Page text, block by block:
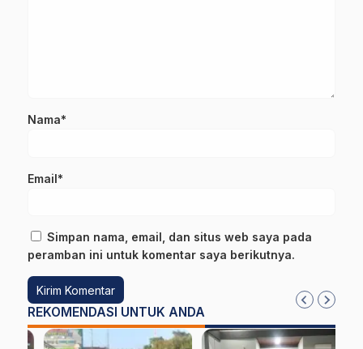
Nama*
Email*
Simpan nama, email, dan situs web saya pada
peramban ini untuk komentar saya berikutnya.
REKOMENDASI UNTUK ANDA